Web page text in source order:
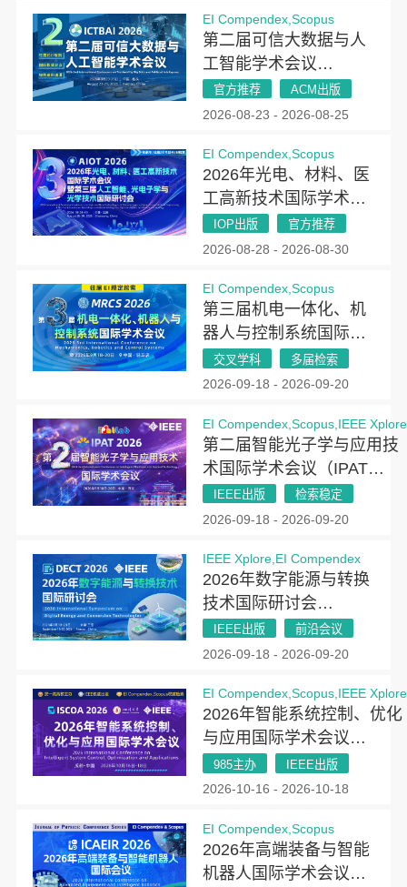
EI Compendex,Scopus
第二届可信大数据与人
工智能学术会议
(ICTBAI 2026)
官方推荐 ACM出版
2026-08-23 - 2026-08-25
EI Compendex,Scopus
2026年光电、材料、医
工高新技术国际学术会
议暨第三届人工智能、
光电子学与光学技术国
2026）
IOP出版 官方推荐
2026-08-28 - 2026-08-30
EI Compendex,Scopus
第三届机电一体化、机
器人与控制系统国际学
术会议(MRCS 2026)
交叉学科 多届检索
2026-09-18 - 2026-09-20
EI Compendex,Scopus,IEEE Xplore
第二届智能光子学与应用技
术国际学术会议（IPAT
2026）
IEEE出版 检索稳定
2026-09-18 - 2026-09-20
IEEE Xplore,EI Compendex
2026年数字能源与转换
技术国际研讨会
（DECT 2026）
IEEE出版 前沿会议
2026-09-18 - 2026-09-20
EI Compendex,Scopus,IEEE Xplore
2026年智能系统控制、优化
与应用国际学术会议
（ISCOA 2026）
985主办 IEEE出版
2026-10-16 - 2026-10-18
EI Compendex,Scopus
2026年高端装备与智能
机器人国际学术会议